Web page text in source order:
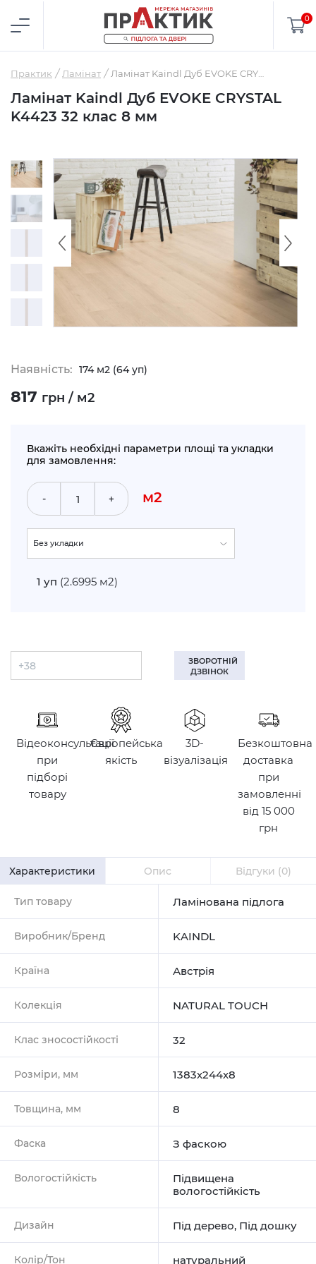
0
Практик Ламінат
Ламінат Kaindl Дуб EVOKE CRYSTAL
K4423 32 клас 8 мм
Наявність: 174 м2 (64 уп)
817 грн / м2
Вкажіть необхідні параметри площі та укладки
для замовлення:
- + м2
Без укладки
1 уп (2.6995 м2)
ЗВОРОТНІЙ
ДЗВІНОК
Відеоконсультації
при
підборі
товару
Європейська
якість
3D-
візуалізація
Безкоштовна
доставка
при
замовленні
від 15 000
грн
Характеристики Опис Відгуки (0)
Тип товару Ламінована підлога
Виробник/Бренд KAINDL
Країна Австрія
Колекція NATURAL TOUCH
Клас зносостійкості 32
Розміри, мм 1383х244х8
Товщина, мм 8
Фаска З фаскою
Вологостійкість
Підвищена
вологостійкість
Дизайн Під дерево, Під дошку
Колір/Тон натуральний